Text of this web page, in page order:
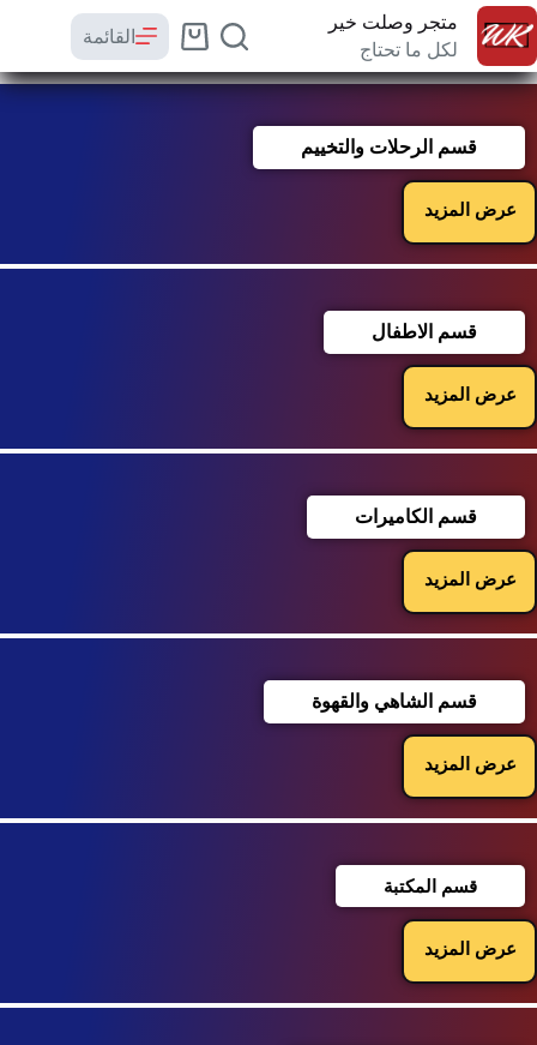
متجر وصلت خير
لكل ما تحتاج
القائمة
قسم الرحلات والتخييم
عرض المزيد
قسم الاطفال
عرض المزيد
قسم الكاميرات
عرض المزيد
قسم الشاهي والقهوة
عرض المزيد
قسم المكتبة
عرض المزيد